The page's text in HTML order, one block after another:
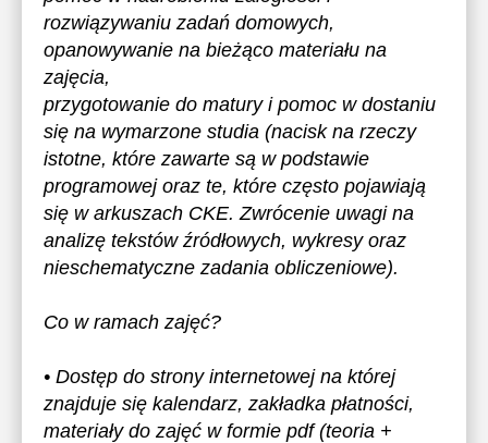
rozwiązywaniu zadań domowych,
opanowywanie na bieżąco materiału na
zajęcia,
przygotowanie do matury i pomoc w dostaniu
się na wymarzone studia (nacisk na rzeczy
istotne, które zawarte są w podstawie
programowej oraz te, które często pojawiają
się w arkuszach CKE. Zwrócenie uwagi na
analizę tekstów źródłowych, wykresy oraz
nieschematyczne zadania obliczeniowe).
Co w ramach zajęć?
• Dostęp do strony internetowej na której
znajduje się kalendarz, zakładka płatności,
materiały do zajęć w formie pdf (teoria +